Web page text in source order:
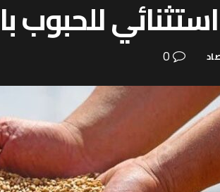
للحبوب